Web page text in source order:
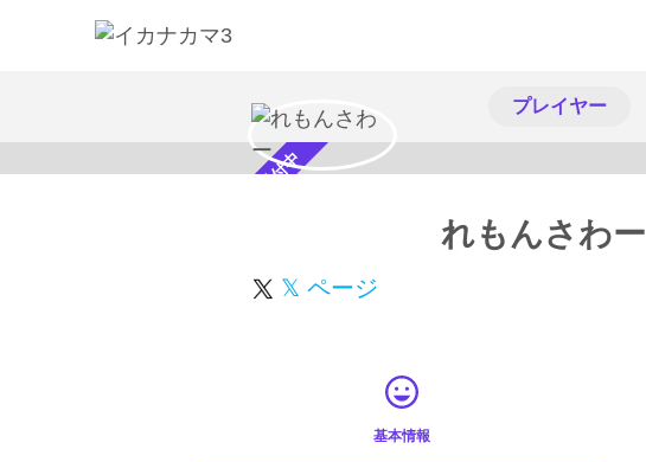
プレイヤー
スカウト受付中 れもんさわー
𝕏 ページ
基本情報